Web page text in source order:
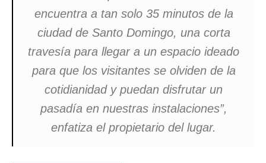
encuentra a tan solo 35 minutos de la
ciudad de Santo Domingo, una corta
travesía para llegar a un espacio ideado
para que los visitantes se olviden de la
cotidianidad y puedan disfrutar un
pasadía en nuestras instalaciones”,
enfatiza el propietario del lugar.